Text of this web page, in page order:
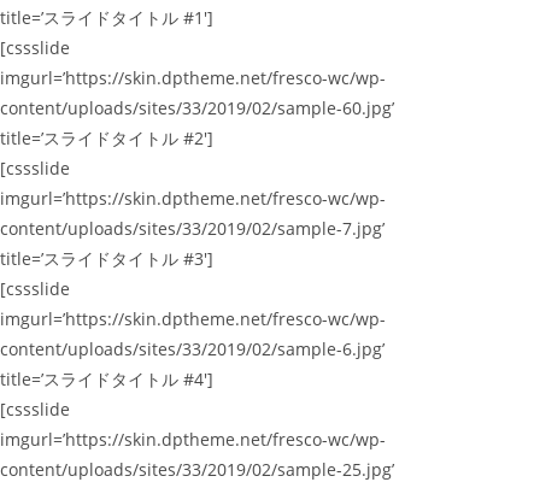
title=’スライドタイトル #1′]
[cssslide
imgurl=’https://skin.dptheme.net/fresco-wc/wp-
content/uploads/sites/33/2019/02/sample-60.jpg’
title=’スライドタイトル #2′]
[cssslide
imgurl=’https://skin.dptheme.net/fresco-wc/wp-
content/uploads/sites/33/2019/02/sample-7.jpg’
title=’スライドタイトル #3′]
[cssslide
imgurl=’https://skin.dptheme.net/fresco-wc/wp-
content/uploads/sites/33/2019/02/sample-6.jpg’
title=’スライドタイトル #4′]
[cssslide
imgurl=’https://skin.dptheme.net/fresco-wc/wp-
content/uploads/sites/33/2019/02/sample-25.jpg’